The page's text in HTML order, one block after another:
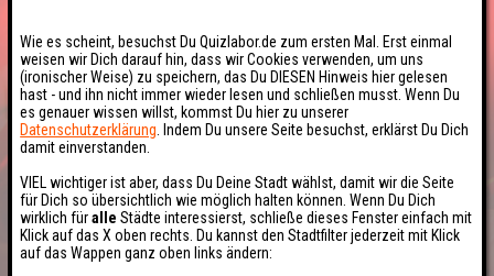
Wie es scheint, besuchst Du Quizlabor.de zum ersten Mal. Erst einmal
weisen wir Dich darauf hin, dass wir Cookies verwenden, um uns
(ironischer Weise) zu speichern, das Du DIESEN Hinweis hier gelesen
hast - und ihn nicht immer wieder lesen und schließen musst. Wenn Du
es genauer wissen willst, kommst Du hier zu unserer
Datenschutzerklärung . Indem Du unsere Seite besuchst, erklärst Du Dich
damit einverstanden.
VIEL wichtiger ist aber, dass Du Deine Stadt wählst, damit wir die Seite
für Dich so übersichtlich wie möglich halten können. Wenn Du Dich
wirklich füralle Städte interessierst, schließe dieses Fenster einfach mit
Klick auf das X oben rechts. Du kannst den Stadtfilter jederzeit mit Klick
auf das Wappen ganz oben links ändern: